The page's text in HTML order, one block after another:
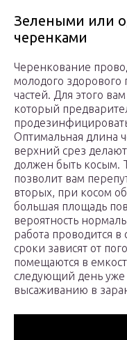
Зелеными или
черенками
Черенкование
молодого здорового
частей. Для этого
который
Оптимальная длина
верхний срез
должен быть косым.
позволит вам
вторых, при косом
большая площадь
вероятность
работа проводится
сроки зависят от
помещаются в
следующий день уже
высаживанию в